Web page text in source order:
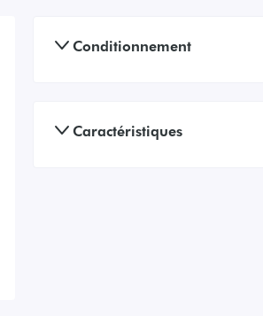
Conditionnement
Caractéristiques